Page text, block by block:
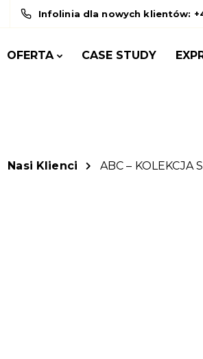
Infolinia dla nowych klientów:
OFERTA CASE STUDY
Nasi Klienci ABC – KOLEKCJA